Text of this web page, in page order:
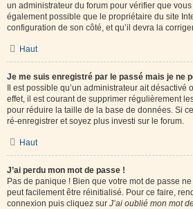
un administrateur du forum pour vérifier que
également possible que le propriétaire du site
configuration de son côté, et qu’il devra la
Haut
Je me suis enregistré par le passé mais je ne
Il est possible qu’un administrateur ait désactivé
effet, il est courant de supprimer régulièrement
pour réduire la taille de la base de données. Si
ré-enregistrer et soyez plus investi sur le forum.
Haut
J’ai perdu mon mot de passe !
Pas de panique ! Bien que votre mot de passe
peut facilement être réinitialisé. Pour ce faire,
connexion puis cliquez sur J’ai oublié mon mot